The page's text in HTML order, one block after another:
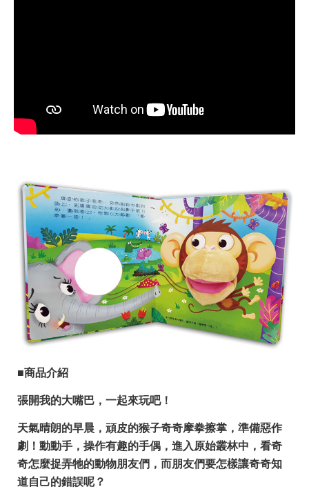
■商品介紹
張開我的大嘴巴，一起來玩吧！
天氣晴朗的早晨，頑皮的猴子奇奇摩拳擦掌，準備惡作
劇！動動手，操作有趣的手偶，進入原始叢林中，看奇
奇怎麼捉弄牠的動物朋友們，而朋友們要怎樣讓奇奇知
道自己的錯誤呢？